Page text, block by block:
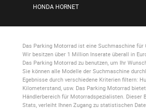
HONDA HORNET
Das Parking Motorradist eine Suchmaschine für
Wir besitzen über 1 Million Inserate überall in
Das Parking Motorradzu benutzen, um Ihr
Sie können alle Modelle der Suchmaschine
Egebnisse durch verschiedene Kriterien filtern:
Kilometerstand, usw. Das Parking Motorradbietet
Händlerbereich für Motorradspezialisten. Dieser
Stats, verleiht Ihnen Zugang zu statistischen